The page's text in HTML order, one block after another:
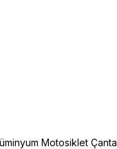
Motosiklet